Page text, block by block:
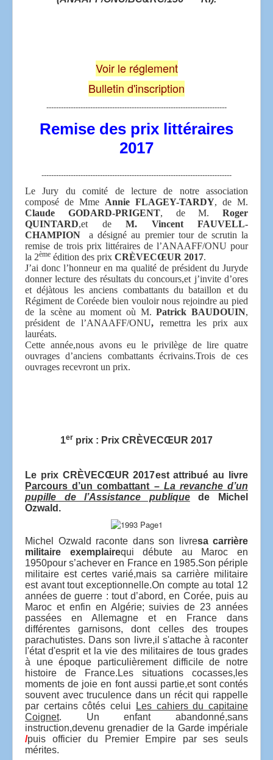
Voir le réglement
Bulletin d'inscription
--------------------------------------------------------------------------
Remise des prix littéraires
2017
------------------------------------------------------------------------------
Le Jury du comité de lecture de notre association
composé de Mme Annie FLAGEY-TARDY, de M.
Claude GODARD-PRIGENT, de M. Roger
QUINTARD,et de M. Vincent FAUVELL-
CHAMPION a désigné au premier tour de scrutin la
remise de trois prix littéraires de l’ANAAFF/ONU pour
la 2ème édition des prix CRÈVECŒUR 2017.
J’ai donc l’honneur en ma qualité de président du Juryde
donner lecture des résultats du concours,et j’invite d’ores
et déjàtous les anciens combattants du bataillon et du
Régiment de Coréede bien vouloir nous rejoindre au pied
de la scène au moment où M.Patrick BAUDOUIN,
président de l’ANAAFF/ONU, remettra les prix aux
lauréats.
Cette année,nous avons eu le privilège de lire quatre
ouvrages d’anciens combattants écrivains.Trois de ces
ouvrages recevront un prix.
1er prix : Prix CRÈVECŒUR 2017
Le prix CRÈVECŒUR 2017est attribué au livre
Parcours d’un combattant – La revanche d’un
pupille de l’Assistance publiquede Michel
Ozwald.
Michel Ozwald raconte dans son livresa carrière
militaire exemplairequi débute au Maroc en
1950pour s’achever en France en 1985.Son périple
militaire est certes varié,mais sa carrière militaire
est avant tout exceptionnelle.On compte au total 12
années de guerre : tout d’abord, en Corée, puis au
Maroc et enfin en Algérie; suivies de 23 années
passées en Allemagne et en France dans
différentes garnisons, dont celles des troupes
parachutistes. Dans son livre,il s'attache à raconter
l'état d'esprit et la vie des militaires de tous grades
à une époque particulièrement difficile de notre
histoire de France.Les situations cocasses,les
moments de joie en font aussi partie,et sont contés
souvent avec truculence dans un récit qui rappelle
par certains côtés celui
Les cahiers du capitaine
Coignet. Un enfant abandonné,sans
instruction,devenu grenadier de la Garde impériale
/puis officier du Premier Empire par ses seuls
mérites.